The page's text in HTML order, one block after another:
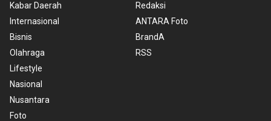
Kabar Daerah
Internasional
Bisnis
Olahraga
Lifestyle
Nasional
Nusantara
Foto
Redaksi
ANTARA Foto
BrandA
RSS